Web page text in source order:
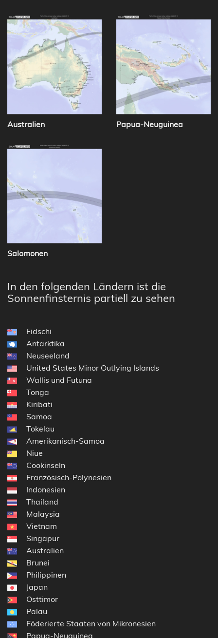
Australien Papua-Neuguinea
Salomonen
In den folgenden Ländern ist die
Sonnenfinsternis partiell zu sehen
Fidschi
Antarktika
Neuseeland
United States Minor Outlying Islands
Wallis und Futuna
Tonga
Kiribati
Samoa
Tokelau
Amerikanisch-Samoa
Niue
Cookinseln
Französisch-Polynesien
Indonesien
Thailand
Malaysia
Vietnam
Singapur
Australien
Brunei
Philippinen
Japan
Osttimor
Palau
Föderierte Staaten von Mikronesien
Papua-Neuguinea